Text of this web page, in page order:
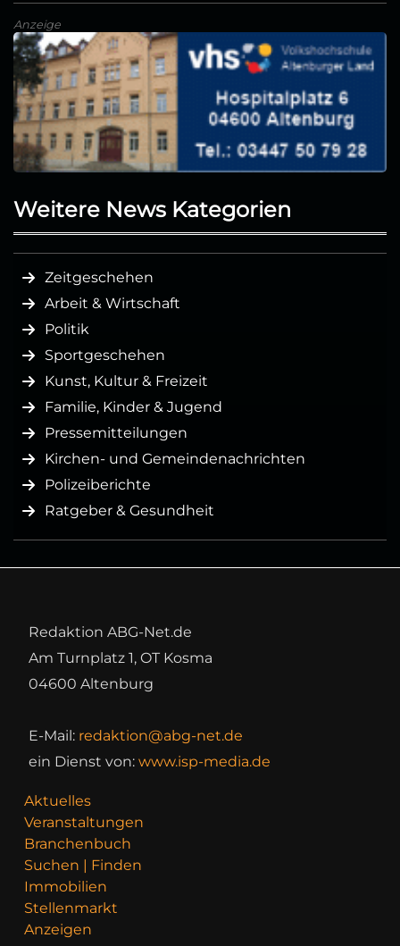
Anzeige
Weitere News Kategorien
Zeitgeschehen
Arbeit & Wirtschaft
Politik
Sportgeschehen
Kunst, Kultur & Freizeit
Familie, Kinder & Jugend
Pressemitteilungen
Kirchen- und Gemeindenachrichten
Polizeiberichte
Ratgeber & Gesundheit
Redaktion ABG-Net.de
Am Turnplatz 1, OT Kosma
04600 Altenburg
E-Mail: redaktion@abg-net.de
ein Dienst von: www.isp-media.de
Aktuelles
Veranstaltungen
Branchenbuch
Suchen | Finden
Immobilien
Stellenmarkt
Anzeigen